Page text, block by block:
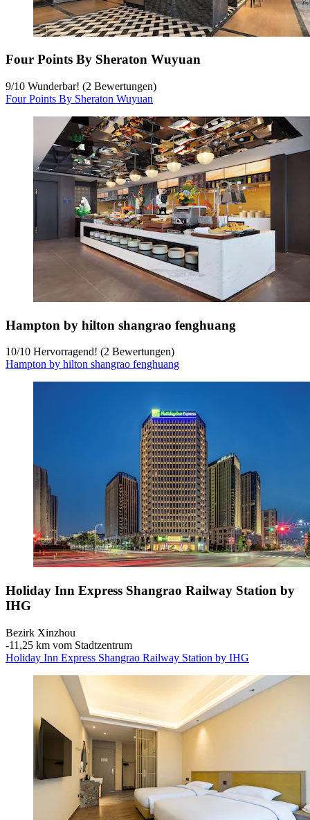
Four Points By Sheraton Wuyuan
9/10 Wunderbar! (2 Bewertungen)
Four Points By Sheraton Wuyuan
Hampton by hilton shangrao fenghuang
10/10 Hervorragend! (2 Bewertungen)
Hampton by hilton shangrao fenghuang
Holiday Inn Express Shangrao Railway Station by
IHG
Bezirk Xinzhou
‐11,25 km vom Stadtzentrum
Holiday Inn Express Shangrao Railway Station by IHG